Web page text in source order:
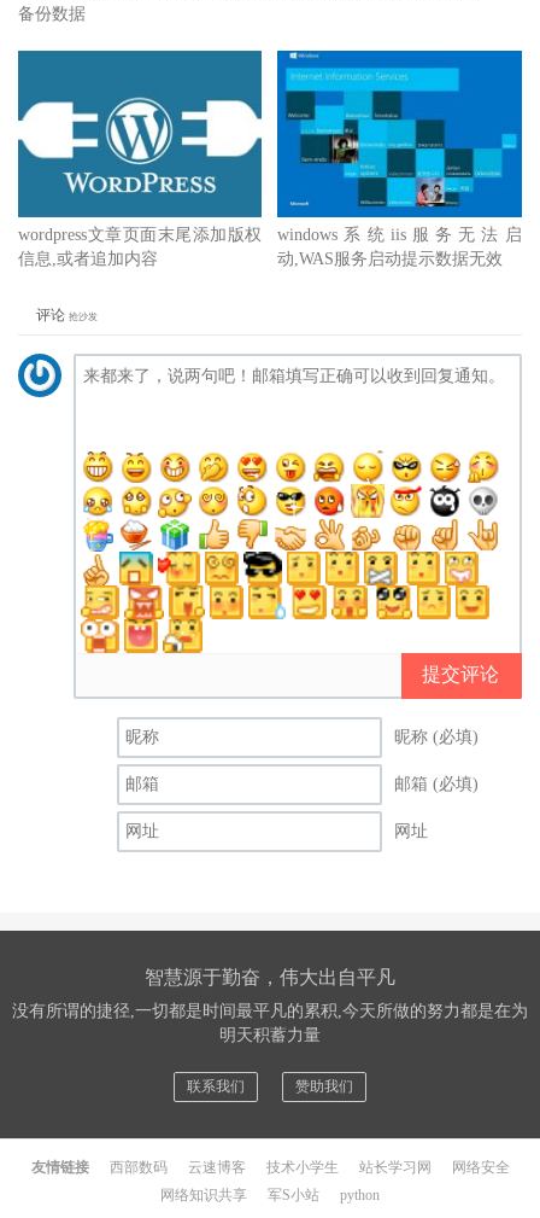
备份数据
wordpress文章页面末尾添加版权
信息,或者追加内容
windows系统iis服务无法启
动,WAS服务启动提示数据无效
评论 抢沙发
提交评论
昵称 (必填)
邮箱 (必填)
网址
智慧源于勤奋，伟大出自平凡
没有所谓的捷径,一切都是时间最平凡的累积,今天所做的努力都是在为
明天积蓄力量
联系我们 赞助我们
友情链接 西部数码 云速博客 技术小学生 站长学习网
网络安全
网络知识共享
军S小站 python